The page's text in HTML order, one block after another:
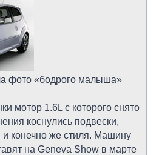
фото «бодрого малыша»
мотор 1.6L с которого снято
коснулись подвески,
конечно же стиля. Машину
на Geneva Show в марте